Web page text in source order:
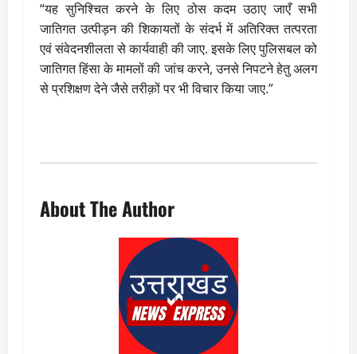
“यह सुनिश्चित करने के लिए ठोस कदम उठाए जाएँ सभी
जातिगत उत्पीड़न की शिकायतों के संदर्भ में अतिरिक्त तत्परता
एवं संवेदनशीलता से कार्यवाही की जाए. इसके लिए पुलिसबल को
जातिगत हिंसा के मामलों की जांच करने, उनसे निपटने हेतु अलग
से प्रशिक्षण देने जैसे तरीक़ों पर भी विचार किया जाए.”
About The Author